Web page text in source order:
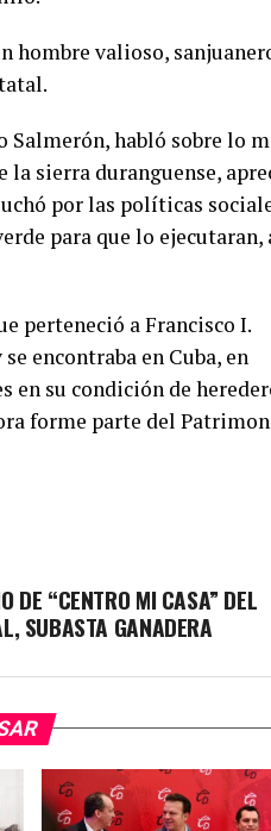
hombre valioso,
habló sobre lo
la sierra duranguense,
por las políticas
para que lo ejecutaran,
perteneció a Francisco I.
encontraba en Cuba, en
en su condición de
forme parte del
DE “CENTRO MI CASA” DEL
SUBASTA GANADERA